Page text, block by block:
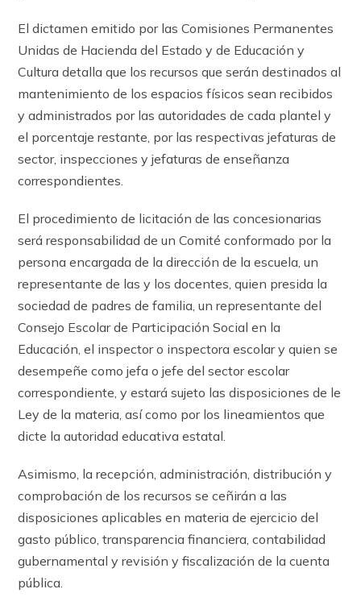
El dictamen emitido por las Comisiones Permanentes
Unidas de Hacienda del Estado y de Educación y
Cultura detalla que los recursos que serán destinados al
mantenimiento de los espacios físicos sean recibidos
y administrados por las autoridades de cada plantel y
el porcentaje restante, por las respectivas jefaturas de
sector, inspecciones y jefaturas de enseñanza
correspondientes.
El procedimiento de licitación de las concesionarias
será responsabilidad de un Comité conformado por la
persona encargada de la dirección de la escuela, un
representante de las y los docentes, quien presida la
sociedad de padres de familia, un representante del
Consejo Escolar de Participación Social en la
Educación, el inspector o inspectora escolar y quien se
desempeñe como jefa o jefe del sector escolar
correspondiente, y estará sujeto las disposiciones de le
Ley de la materia, así como por los lineamientos que
dicte la autoridad educativa estatal.
Asimismo, la recepción, administración, distribución y
comprobación de los recursos se ceñirán a las
disposiciones aplicables en materia de ejercicio del
gasto público, transparencia financiera, contabilidad
gubernamental y revisión y fiscalización de la cuenta
pública.